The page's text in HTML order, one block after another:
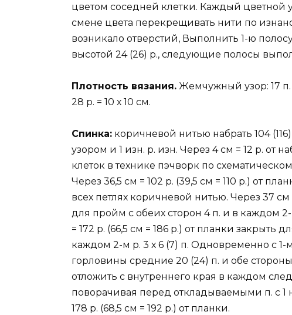
цветом соседней клетки. Каждый цветной
смене цвета перекрещивать нити по
возникало отверстий, Выполнить 1-ю
высотой 24 (26) р., следующие полосы
Плотность вязания. Жемчужный узор: 17 п.
28 р. = 10 х 10 см.
Спинка: коричневой нитью набрать 104
узором и 1 изн. р. изн. Через 4 см = 12 р. от
клеток в технике пэчворк по
Через 36,5 см = 102 р. (39,5 см = 110 р.) от
всех петлях коричневой нитью. Через 37 см
для пройм с обеих сторон 4 п. и в каждом 2-
= 172 р. (66,5 см = 186 р.) от планки закрыть
каждом 2-м р. 3 х 6 (7) п. Одновременно с
горловины средние 20 (24) п. и обе
отложить с внутреннего края в каждом
поворачивая перед откладываемыми п. с 1
178 р. (68,5 см = 192 р.) от планки.